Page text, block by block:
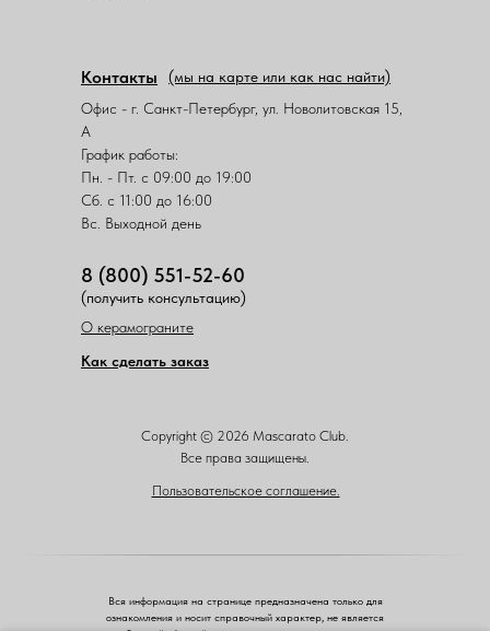
Copyright © 2026 Mascarato Club.
Все права защищены.
Пользовательское соглашение.
Контакты
Офис - г. Санкт-Петербург, ул. Новолитовская 15,
А
График работы:
Пн. - Пт. с 09:00 до 19:00
Сб. с 11:00 до 16:00
Вс. Выходной день
8 (800) 551-52-60
(мы на карте или как нас найти)
(получить консультацию)
О керамограните
Как сделать заказ
Вся информация на странице предназначена только для
ознакомления и носит справочный характер, не является